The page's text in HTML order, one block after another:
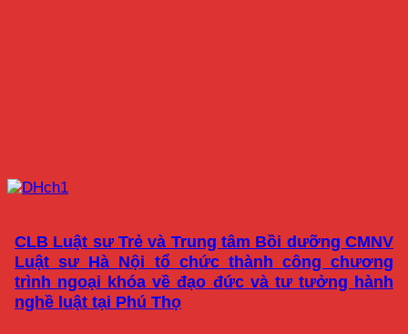
CLB Luật sư Trẻ và Trung tâm Bồi dưỡng CMNV
Luật sư Hà Nội tổ chức thành công chương
trình ngoại khóa về đạo đức và tư tưởng hành
nghề luật tại Phú Thọ